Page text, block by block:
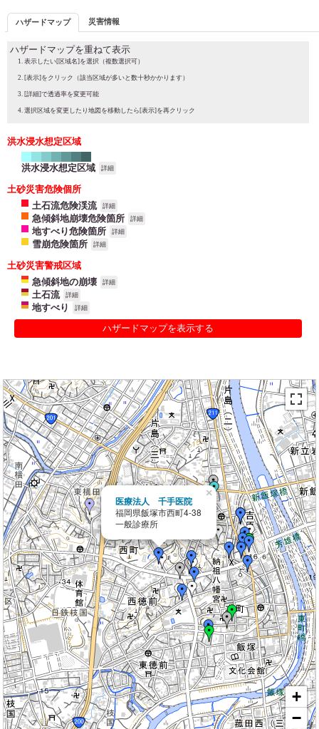
ハザードマップ 災害情報
ハザードマップを重ねて表示
表示したい[区域名]を選択（複数選択可）
[表示]をクリック（該当区域が多いと数十秒かかります）
[詳細]で透過率を変更可能
選択区域を変更したり地図を移動したら[表示]を再クリック
洪水浸水想定区域
洪水浸水想定区域 詳細
土砂災害危険個所
土石流危険渓流
詳細
急傾斜地崩壊危険箇所 詳細
地すべり危険箇所 詳細
雪崩危険箇所 詳細
土砂災害警戒区域
急傾斜地の崩壊
詳細
土石流 詳細
地すべり 詳細
ハザードマップを表示する
医療法人 千手医院
福岡県飯塚市西町4-38
一般診療所
×
+
−